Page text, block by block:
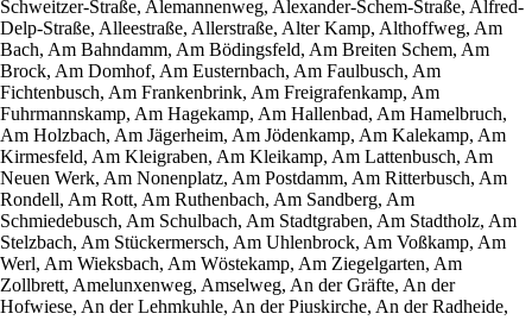
Schweitzer-Straße, Alemannenweg, Alexander-Schem-Straße, Alfred-
Delp-Straße, Alleestraße, Allerstraße, Alter Kamp, Althoffweg, Am
Bach, Am Bahndamm, Am Bödingsfeld, Am Breiten Schem, Am
Brock, Am Domhof, Am Eusternbach, Am Faulbusch, Am
Fichtenbusch, Am Frankenbrink, Am Freigrafenkamp, Am
Fuhrmannskamp, Am Hagekamp, Am Hallenbad, Am Hamelbruch,
Am Holzbach, Am Jägerheim, Am Jödenkamp, Am Kalekamp, Am
Kirmesfeld, Am Kleigraben, Am Kleikamp, Am Lattenbusch, Am
Neuen Werk, Am Nonenplatz, Am Postdamm, Am Ritterbusch, Am
Rondell, Am Rott, Am Ruthenbach, Am Sandberg, Am
Schmiedebusch, Am Schulbach, Am Stadtgraben, Am Stadtholz, Am
Stelzbach, Am Stückermersch, Am Uhlenbrock, Am Voßkamp, Am
Werl, Am Wieksbach, Am Wöstekamp, Am Ziegelgarten, Am
Zollbrett, Amelunxenweg, Amselweg, An der Gräfte, An der
Hofwiese, An der Lehmkuhle, An der Piuskirche, An der Radheide,